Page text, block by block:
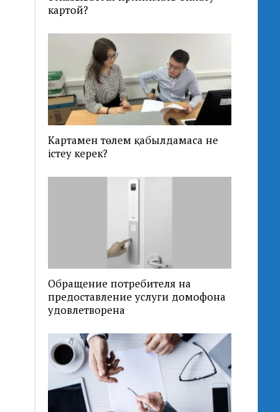
картой?
Картамен төлем қабылдамаса не
істеу керек?
Обращение потребителя на
предоставление услуги домофона
удовлетворена